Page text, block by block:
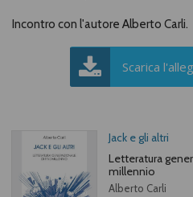
Incontro con l'autore Alberto Carli.
Scarica
Jack e gli altri
Letteratura
millennio
Alberto Carli